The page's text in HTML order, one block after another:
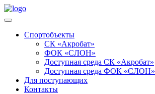
Спортобъекты
СК «Акробат»
ФОК «СЛОН»
Доступная среда СК «Акробат»
Доступная среда ФОК «СЛОН»
Для поступающих
Контакты